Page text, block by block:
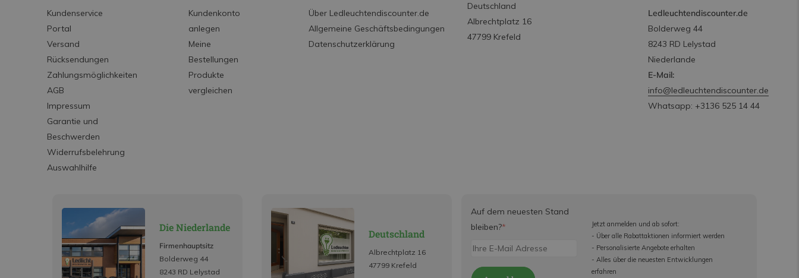
Kundenservice
Portal
Versand
Rücksendungen
Zahlungsmöglichkeiten
AGB
Impressum
Garantie und
Beschwerden
Widerrufsbelehrung
Auswahlhilfe
Kundenkonto
anlegen
Meine
Bestellungen
Produkte
vergleichen
Über Ledleuchtendiscounter.de
Allgemeine Geschäftsbedingungen
Datenschutzerklärung
Deutschland
Albrechtplatz 16
47799 Krefeld
Ledleuchtendiscounter.de
Bolderweg 44
8243 RD Lelystad
Niederlande
E-Mail:
info@ledleuchtendiscounter.de
Whatsapp: +3136 525 14 44
Die Niederlande
Firmenhauptsitz
Bolderweg 44
8243 RD Lelystad
Deutschland
Albrechtplatz 16
47799 Krefeld
Auf dem neuesten Stand
bleiben?*
Jetzt anmelden und ab sofort:
- Über alle Rabattaktionen informiert werden
- Personalisierte Angebote erhalten
- Alles über die neuesten Entwicklungen
erfahren